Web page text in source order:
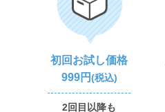
初回お試し価格
999円(税込)
2回目以降も